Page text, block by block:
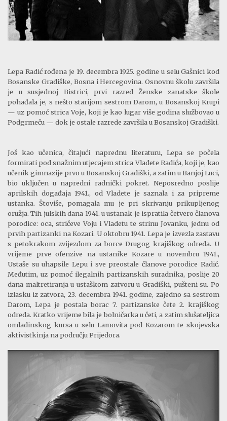
Lepa Radić rođena je 19. decembra 1925. godine u seluGašnici kod
Bosanske Gradiške, Bosna i Hercegovina. Osnovnu školu završila
je u susjednoj Bistrici, prvi razred Ženske zanatske škole
pohađala je, s nešto starijom sestrom Darom, u Bosanskoj Krupi
— uz pomoć strica Voje, koji je kao lugar više godina službovao u
Podgrmeču — dok je ostale razrede završila u Bosanskoj Gradiški.
Još kao učenica, čitajući naprednu literaturu, Lepa se počela
formirati pod snažnim utjecajem strica Vladete Radića, koji je, kao
učenik gimnazije prvo u Bosanskoj Gradiški, a zatim u Banjoj Luci,
bio uključen u napredni radnički pokret. Neposredno poslije
aprilskih događaja 1941., od Vladete je saznala i za pripreme
ustanka. Štoviše, pomagala mu je pri skrivanju prikupljenog
oružja. Tih julskih dana 1941. u ustanak je ispratila četvero članova
porodice: oca, stričeve Voju i Vladetu te strinu Jovanku, jednu od
prvih partizanki na Kozari. U oktobru 1941. Lepa je izvezla zastavu
s petokrakom zvijezdom za borce Drugog krajiškog odreda. U
vrijeme prve ofenzive na ustanike Kozare u novembru 1941.,
Ustaše su uhapsile Lepu i sve preostale članove porodice Radić.
Međutim, uz pomoć ilegalnih partizanskih suradnika, poslije 20
dana maltretiranja u ustaškom zatvoru u Gradiški, pušteni su. Po
izlasku iz zatvora, 23. decembra 1941. godine, zajedno sa sestrom
Darom, Lepa je postala borac 7. partizanske čete 2. krajiškog
odreda. Kratko vrijeme bila je bolničarka u četi, a zatim slušateljica
omladinskog kursa u selu Lamovita pod Kozarom te skojevska
aktivistkinja na području Prijedora.